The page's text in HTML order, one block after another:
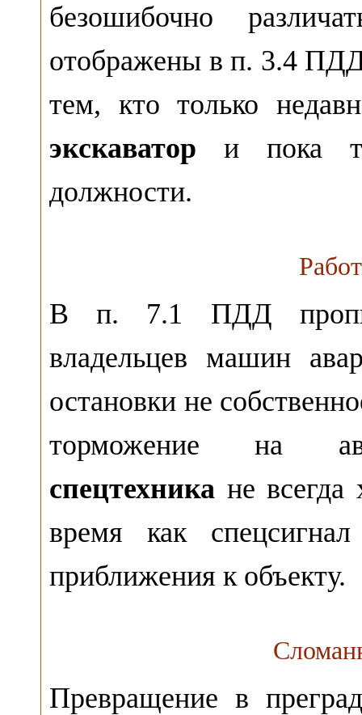
безошибочно
отображены в п. 3.4
тем, кто только
экскаватор и пока
должности.
В п. 7.1 ПДД
владельцев машин
остановки не
торможение на
спецтехника не всегда
время как
приближения к объекту.
Превращение в